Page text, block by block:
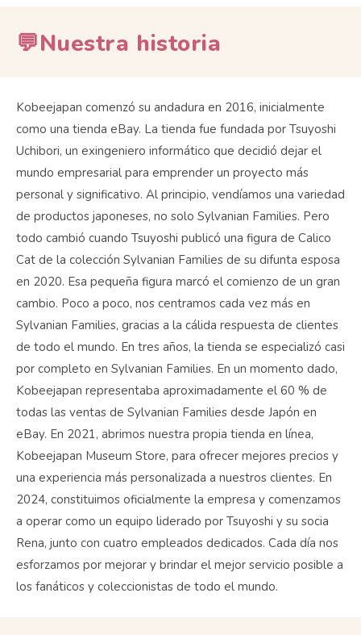
💬Nuestra historia
Kobeejapan comenzó su andadura en 2016, inicialmente
como una tienda eBay. La tienda fue fundada por Tsuyoshi
Uchibori, un exingeniero informático que decidió dejar el
mundo empresarial para emprender un proyecto más
personal y significativo. Al principio, vendíamos una variedad
de productos japoneses, no solo Sylvanian Families. Pero
todo cambió cuando Tsuyoshi publicó una figura de Calico
Cat de la colección Sylvanian Families de su difunta esposa
en 2020. Esa pequeña figura marcó el comienzo de un gran
cambio. Poco a poco, nos centramos cada vez más en
Sylvanian Families, gracias a la cálida respuesta de clientes
de todo el mundo. En tres años, la tienda se especializó casi
por completo en Sylvanian Families. En un momento dado,
Kobeejapan representaba aproximadamente el 60 % de
todas las ventas de Sylvanian Families desde Japón en
eBay. En 2021, abrimos nuestra propia tienda en línea,
Kobeejapan Museum Store, para ofrecer mejores precios y
una experiencia más personalizada a nuestros clientes. En
2024, constituimos oficialmente la empresa y comenzamos
a operar como un equipo liderado por Tsuyoshi y su socia
Rena, junto con cuatro empleados dedicados. Cada día nos
esforzamos por mejorar y brindar el mejor servicio posible a
los fanáticos y coleccionistas de todo el mundo.